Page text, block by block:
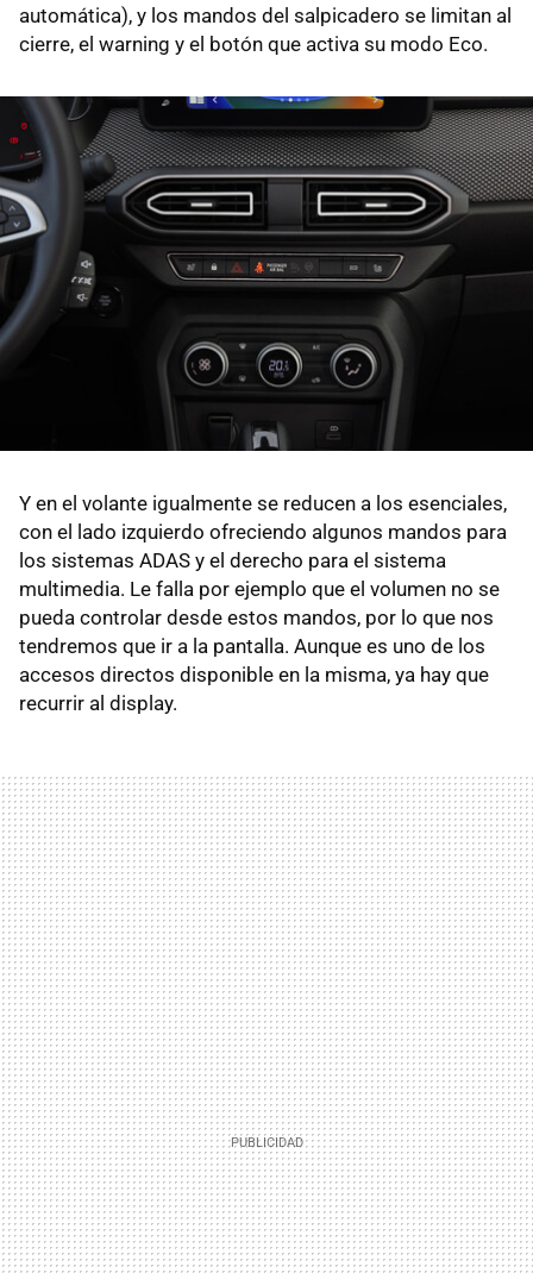
automática), y los mandos del salpicadero se limitan al
cierre, el warning y el botón que activa su modo Eco.
Y en el volante igualmente se reducen a los esenciales,
con el lado izquierdo ofreciendo algunos mandos para
los sistemas ADAS y el derecho para el sistema
multimedia. Le falla por ejemplo que el volumen no se
pueda controlar desde estos mandos, por lo que nos
tendremos que ir a la pantalla. Aunque es uno de los
accesos directos disponible en la misma, ya hay que
recurrir al display.